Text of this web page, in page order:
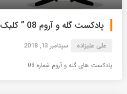
پادکست گله و آروم 08 ” کلیک کنید “
علی علیزاده سپتامبر 13, 2018
پادکست های گله و آروم شماره 08